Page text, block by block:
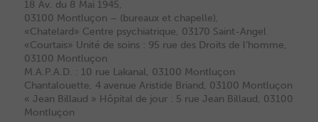
18 Av. du 8 Mai 1945,
03100 Montluçon – (bureaux et chapelle),
«Chatelard» Centre psychiatrique, 03170 Saint-Angel
«Courtais» Unité de soins : 95 rue des Droits de l’homme,
03100 Montluçon
M.A.P.A.D. : 10 rue Lakanal, 03100 Montluçon
Chantalouette, 4 avenue Aristide Briand, 03100 Montluçon
« Jean Billaud » Hôpital de jour : 5 rue Jean Billaud, 03100
Montluçon